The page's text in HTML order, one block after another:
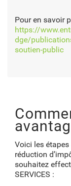
Pour en savoir
https://
dge/
soutien-public
Voici les
réduction
souhaitez
SERVICES :